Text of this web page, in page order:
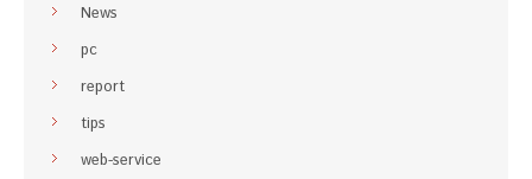
News
pc
report
tips
web-service